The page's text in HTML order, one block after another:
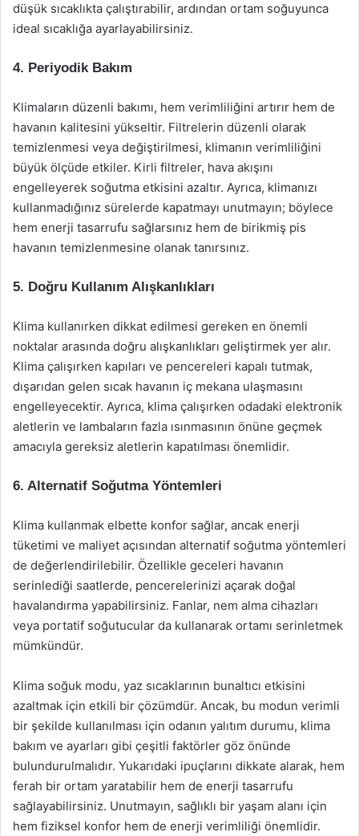
düşük sıcaklıkta çalıştırabilir, ardından ortam soğuyunca
ideal sıcaklığa ayarlayabilirsiniz.
4. Periyodik Bakım
Klimaların düzenli bakımı, hem verimliliğini artırır hem de
havanın kalitesini yükseltir. Filtrelerin düzenli olarak
temizlenmesi veya değiştirilmesi, klimanın verimliliğini
büyük ölçüde etkiler. Kirli filtreler, hava akışını
engelleyerek soğutma etkisini azaltır. Ayrıca, klimanızı
kullanmadığınız sürelerde kapatmayı unutmayın; böylece
hem enerji tasarrufu sağlarsınız hem de birikmiş pis
havanın temizlenmesine olanak tanırsınız.
5. Doğru Kullanım Alışkanlıkları
Klima kullanırken dikkat edilmesi gereken en önemli
noktalar arasında doğru alışkanlıkları geliştirmek yer alır.
Klima çalışırken kapıları ve pencereleri kapalı tutmak,
dışarıdan gelen sıcak havanın iç mekana ulaşmasını
engelleyecektir. Ayrıca, klima çalışırken odadaki elektronik
aletlerin ve lambaların fazla ısınmasının önüne geçmek
amacıyla gereksiz aletlerin kapatılması önemlidir.
6. Alternatif Soğutma Yöntemleri
Klima kullanmak elbette konfor sağlar, ancak enerji
tüketimi ve maliyet açısından alternatif soğutma yöntemleri
de değerlendirilebilir. Özellikle geceleri havanın
serinlediği saatlerde, pencerelerinizi açarak doğal
havalandırma yapabilirsiniz. Fanlar, nem alma cihazları
veya portatif soğutucular da kullanarak ortamı serinletmek
mümkündür.
Klima soğuk modu, yaz sıcaklarının bunaltıcı etkisini
azaltmak için etkili bir çözümdür. Ancak, bu modun verimli
bir şekilde kullanılması için odanın yalıtım durumu, klima
bakım ve ayarları gibi çeşitli faktörler göz önünde
bulundurulmalıdır. Yukarıdaki ipuçlarını dikkate alarak, hem
ferah bir ortam yaratabilir hem de enerji tasarrufu
sağlayabilirsiniz. Unutmayın, sağlıklı bir yaşam alanı için
hem fiziksel konfor hem de enerji verimliliği önemlidir.